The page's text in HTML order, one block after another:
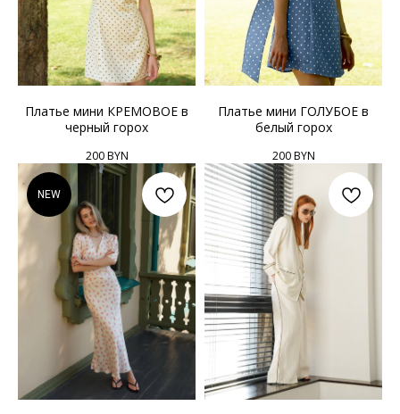
Платье мини КРЕМОВОЕ в
черный горох
200 BYN
Платье мини ГОЛУБОЕ в
белый горох
200 BYN
NEW